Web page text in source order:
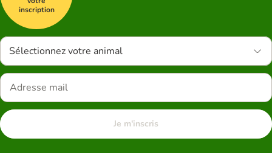
inscription
Sélectionnez votre animal
Je m'inscris